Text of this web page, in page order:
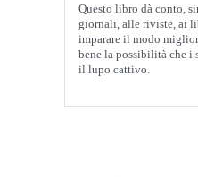
Questo libro dà conto,
giornali, alle riviste, ai
imparare il modo
bene la possibilità che i
il lupo cattivo.